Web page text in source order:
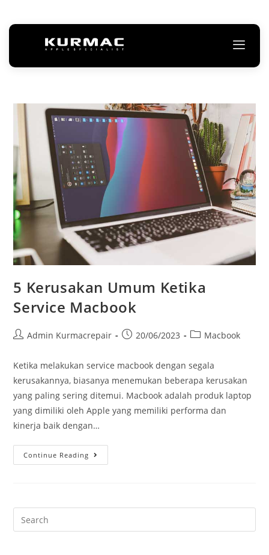
5 Kerusakan Umum Ketika
Service Macbook
Admin Kurmacrepair 20/06/2023 Macbook
Ketika melakukan service macbook dengan segala
kerusakannya, biasanya menemukan beberapa kerusakan
yang paling sering ditemui. Macbook adalah produk laptop
yang dimiliki oleh Apple yang memiliki performa dan
kinerja baik dengan…
Continue Reading